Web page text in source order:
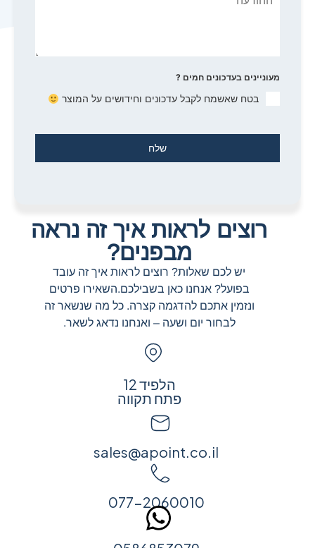
מעוניינים בעדכונים חמים ?
בטח שאשמח לקבל עדכונים וחידושים על המוצר
שלח
רוצים לראות איך זה נראה
מבפנים?
יש לכם שאלות? רוצים לראות איך זה עובד
בפועל? אנחנו כאן בשבילכם. השאירו פרטים
ונזמין אתכם להדגמה קצרה. כל מה שנשאר זה
לבחור יום ושעה – ואנחנו נדאג לשאר.
הלפיד 12
פתח תקווה
sales@apoint.co.il
077-2060010